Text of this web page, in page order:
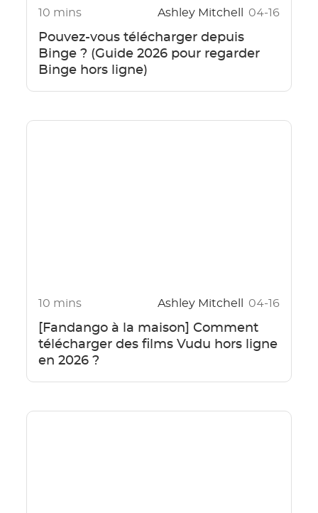
10 mins Ashley Mitchell 04-16
Pouvez-vous télécharger depuis
Binge ? (Guide 2026 pour regarder
Binge hors ligne)
10 mins Ashley Mitchell 04-16
[Fandango à la maison] Comment
télécharger des films Vudu hors ligne
en 2026 ?